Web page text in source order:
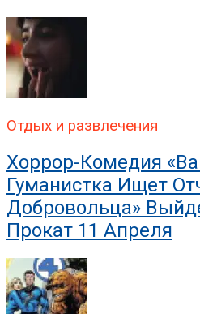
Отдых и развлечения
Хоррор-Комедия
Гуманистка Ищет
Добровольца»
Прокат 11 Апреля